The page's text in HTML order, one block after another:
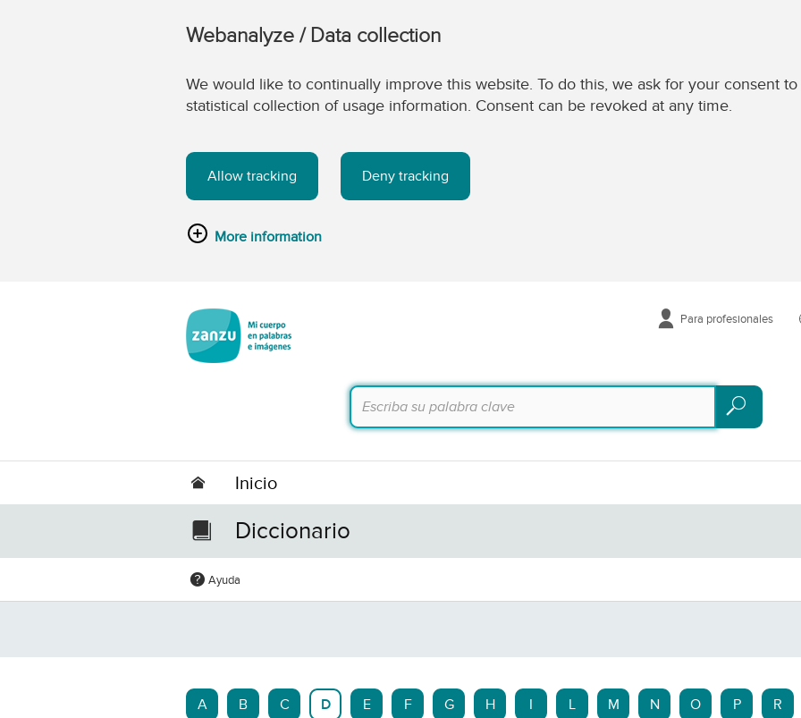
Webanalyze / Data collection
We would like to continually improve this website. To do this, we ask for your consent
statistical collection of usage information. Consent can be revoked at any time.
Allow tracking Deny tracking
More information
Para profesionales
Buscar
Buscar
Inicio
Diccionario
Ayuda
A B C D E F G H I L M N O P R